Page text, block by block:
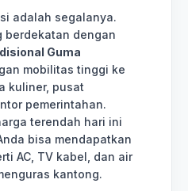
adalah segalanya.
berdekatan dengan
Guma
mobilitas tinggi ke
kuliner, pusat
pemerintahan.
terendah hari ini
Anda bisa mendapatkan
AC, TV kabel, dan air
kantong.